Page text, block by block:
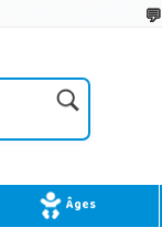
Âges